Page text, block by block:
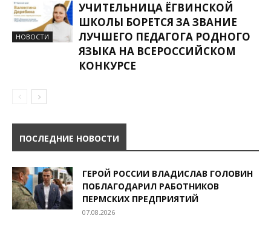
НОВОСТИ
УЧИТЕЛЬНИЦА ЁГВИНСКОЙ
ШКОЛЫ БОРЕТСЯ ЗА ЗВАНИЕ
ЛУЧШЕГО ПЕДАГОГА РОДНОГО
ЯЗЫКА НА ВСЕРОССИЙСКОМ
КОНКУРСЕ
ПОСЛЕДНИЕ НОВОСТИ
ГЕРОЙ РОССИИ ВЛАДИСЛАВ ГОЛОВИН
ПОБЛАГОДАРИЛ РАБОТНИКОВ
ПЕРМСКИХ ПРЕДПРИЯТИЙ
07.08.2026